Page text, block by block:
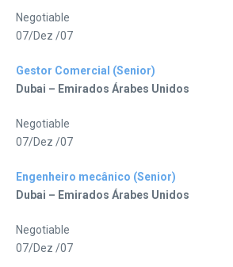
Negotiable
07/Dez /07
Gestor Comercial (Senior)
Dubai – Emirados Árabes Unidos
Negotiable
07/Dez /07
Engenheiro mecânico (Senior)
Dubai – Emirados Árabes Unidos
Negotiable
07/Dez /07